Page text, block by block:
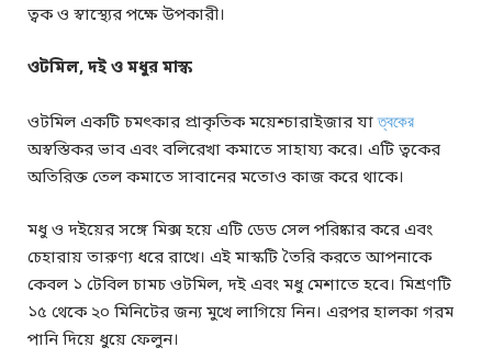
ত্বক ও স্বাস্থ্যের পক্ষে উপকারী।
ওটমিল, দই ও মধুর মাস্ক
ওটমিল একটি চমৎকার প্রাকৃতিক ময়েশ্চারাইজার যাত্বকের
অস্বস্তিকর ভাব এবং বলিরেখা কমাতে সাহায্য করে। এটি ত্বকের
অতিরিক্ত তেল কমাতে সাবানের মতোও কাজ করে থাকে।
মধু ও দইয়ের সঙ্গে মিক্স হয়ে এটি ডেড সেল পরিষ্কার করে এবং
চেহারায় তারুণ্য ধরে রাখে। এই মাস্কটি তৈরি করতে আপনাকে
কেবল ১ টেবিল চামচ ওটমিল, দই এবং মধু মেশাতে হবে। মিশ্রণটি
১৫ থেকে ২০ মিনিটের জন্য মুখে লাগিয়ে নিন। এরপর হালকা গরম
পানি দিয়ে ধুয়ে ফেলুন।